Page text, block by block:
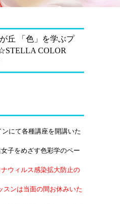
丘 「色」を学ぶプ
COLOR
にて各種講座を開講いた
子をめざす色彩学のペー
ウィルス感染拡大防止の
面の間お休みいた